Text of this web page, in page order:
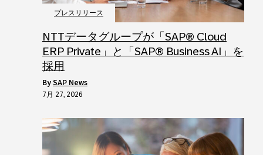
プレスリリース
NTTデータグループが「SAP® Cloud
ERP Private」と「SAP® Business AI」を
採用
by SAP News
7月 27, 2026